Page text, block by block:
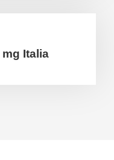
Italia